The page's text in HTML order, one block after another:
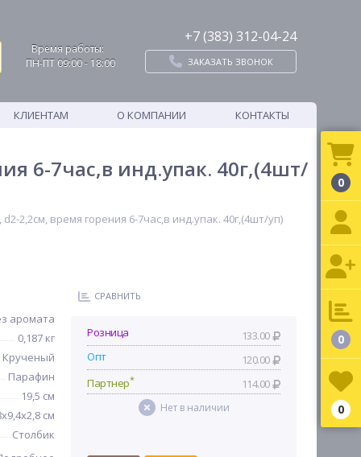
Время работы:
ПН-ПТ 09:00 - 18:00
+7 (383) 312-04-24
ЗАКАЗАТЬ ЗВОНОК
КЛИЕНТАМ О КОМПАНИИ КОНТАКТЫ
6-7час,в инд.упак. 40г,(4шт/
2,2см, время горения 6-7час,в инд.упак. 40г,(4шт/уп)
аромата
0,187 кг
Крученый
Парафин
19,5 см
см
Столбик
СРАВНИТЬ
Розница
133.00
Опт
120.00
Партнер* 114.00
Нет в наличии
0
0
0